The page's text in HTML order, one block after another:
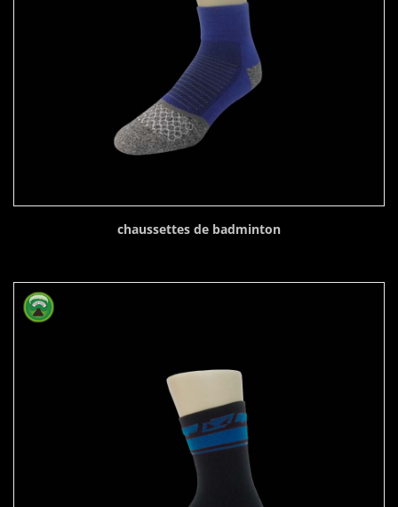
chaussettes de badminton